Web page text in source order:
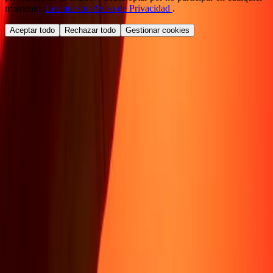
momento. Lee nuestro Aviso de Privacidad .
Aceptar todo Rechazar todo Gestionar cookies